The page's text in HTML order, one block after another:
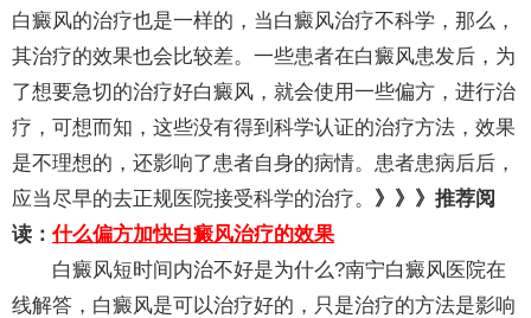
白癜风的治疗也是一样的，当白癜风治疗不科学，那么，
其治疗的效果也会比较差。一些患者在白癜风患发后，为
了想要急切的治疗好白癜风，就会使用一些偏方，进行治
疗，可想而知，这些没有得到科学认证的治疗方法，效果
是不理想的，还影响了患者自身的病情。患者患病后后，
应当尽早的去正规医院接受科学的治疗。 》》》推荐阅
读：什么偏方加快白癜风治疗的效果
白癜风短时间内治不好是为什么?南宁白癜风医院在
线解答，白癜风是可以治疗好的，只是治疗的方法是影响